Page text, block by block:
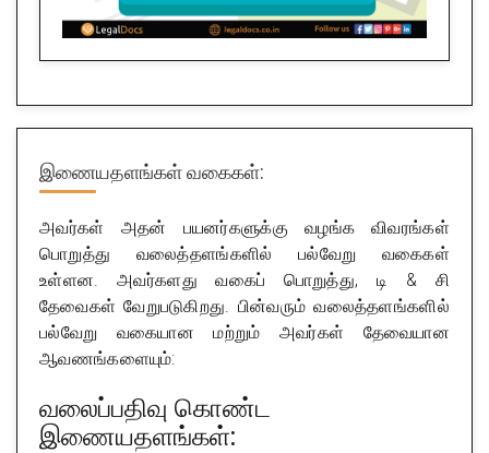
இணையதளங்கள் வகைகள்:
அவர்கள் அதன் பயனர்களுக்கு வழங்க விவரங்கள்
பொறுத்து வலைத்தளங்களில் பல்வேறு வகைகள்
உள்ளன. அவர்களது வகைப் பொறுத்து, டி & சி
தேவைகள் வேறுபடுகிறது. பின்வரும் வலைத்தளங்களில்
பல்வேறு வகையான மற்றும் அவர்கள் தேவையான
ஆவணங்களையும்:
வலைப்பதிவு கொண்ட
இணையதளங்கள்: